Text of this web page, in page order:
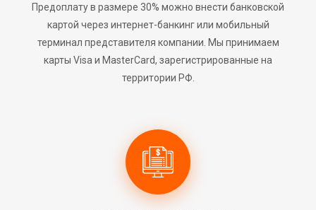
Предоплату в размере 30% можно внести банковской
картой через интернет-банкинг или мобильный
терминал представителя компании. Мы принимаем
карты Visa и MasterCard, зарегистрированные на
территории РФ.